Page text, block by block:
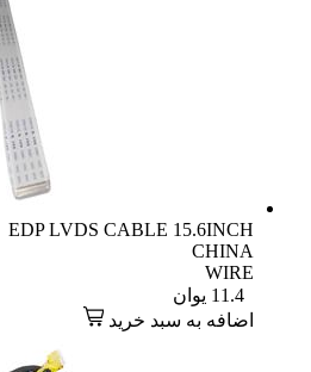
EDP LVDS CABLE 15.6INCH
CHINA
WIRE
11.4 یوان
اضافه به سبد خرید